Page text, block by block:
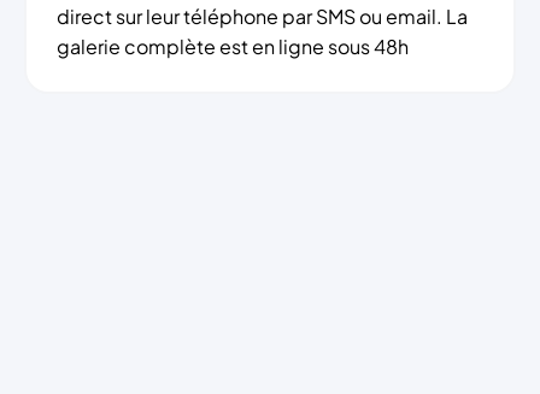
direct sur leur téléphone par SMS ou email. La
galerie complète est en ligne sous 48h